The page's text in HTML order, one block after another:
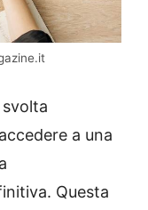
a una
Questa